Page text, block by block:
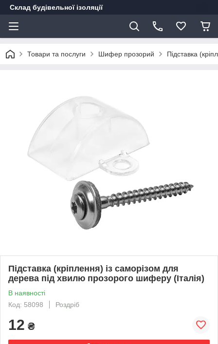
Склад будівельної ізоляції
Товари та послуги Шифер прозорий Підставка
Підставка (кріплення) із саморізом для
дерева під хвилю прозорого шиферу (Італія)
В наявності
Код: 58098
Роздріб
12 ₴